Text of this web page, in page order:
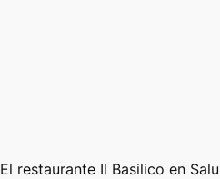
El restaurante Il Basilico en